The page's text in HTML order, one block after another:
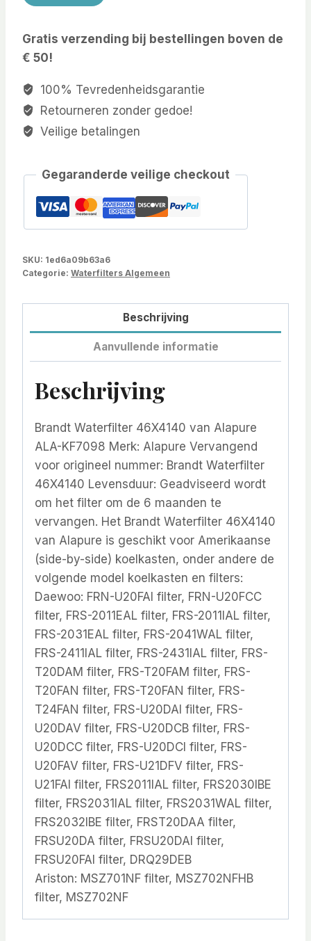
Gratis verzending bij bestellingen boven de
€ 50!
100% Tevredenheidsgarantie
Retourneren zonder gedoe!
Veilige betalingen
Gegaranderde veilige checkout
SKU: 1ed6a09b63a6
Categorie: Waterfilters Algemeen
Beschrijving
Aanvullende informatie
Beschrijving
Brandt Waterfilter 46X4140 van Alapure
ALA-KF7098 Merk: Alapure Vervangend
voor origineel nummer: Brandt Waterfilter
46X4140 Levensduur: Geadviseerd wordt
om het filter om de 6 maanden te
vervangen. Het Brandt Waterfilter 46X4140
van Alapure is geschikt voor Amerikaanse
(side-by-side) koelkasten, onder andere de
volgende model koelkasten en filters:
Daewoo: FRN-U20FAI filter, FRN-U20FCC
filter, FRS-2011EAL filter, FRS-2011IAL filter,
FRS-2031EAL filter, FRS-2041WAL filter,
FRS-2411IAL filter, FRS-2431IAL filter, FRS-
T20DAM filter, FRS-T20FAM filter, FRS-
T20FAN filter, FRS-T20FAN filter, FRS-
T24FAN filter, FRS-U20DAI filter, FRS-
U20DAV filter, FRS-U20DCB filter, FRS-
U20DCC filter, FRS-U20DCI filter, FRS-
U20FAV filter, FRS-U21DFV filter, FRS-
U21FAI filter, FRS2011IAL filter, FRS2030IBE
filter, FRS2031IAL filter, FRS2031WAL filter,
FRS2032IBE filter, FRST20DAA filter,
FRSU20DA filter, FRSU20DAI filter,
FRSU20FAI filter, DRQ29DEB
Ariston: MSZ701NF filter, MSZ702NFHB
filter, MSZ702NF